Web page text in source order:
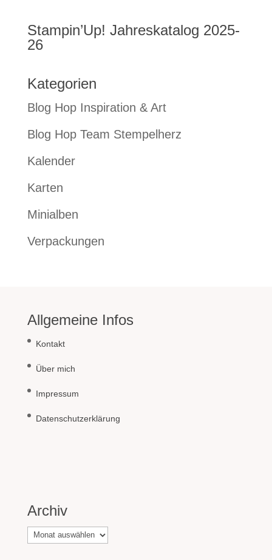
Stampin’Up! Jahreskatalog 2025-
26
Kategorien
Blog Hop Inspiration & Art
Blog Hop Team Stempelherz
Kalender
Karten
Minialben
Verpackungen
Allgemeine Infos
Kontakt
Über mich
Impressum
Datenschutzerklärung
Archiv
Archiv